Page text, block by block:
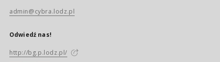
admin@cybra.lodz.pl
Odwiedź nas!
http://bg.p.lodz.pl/